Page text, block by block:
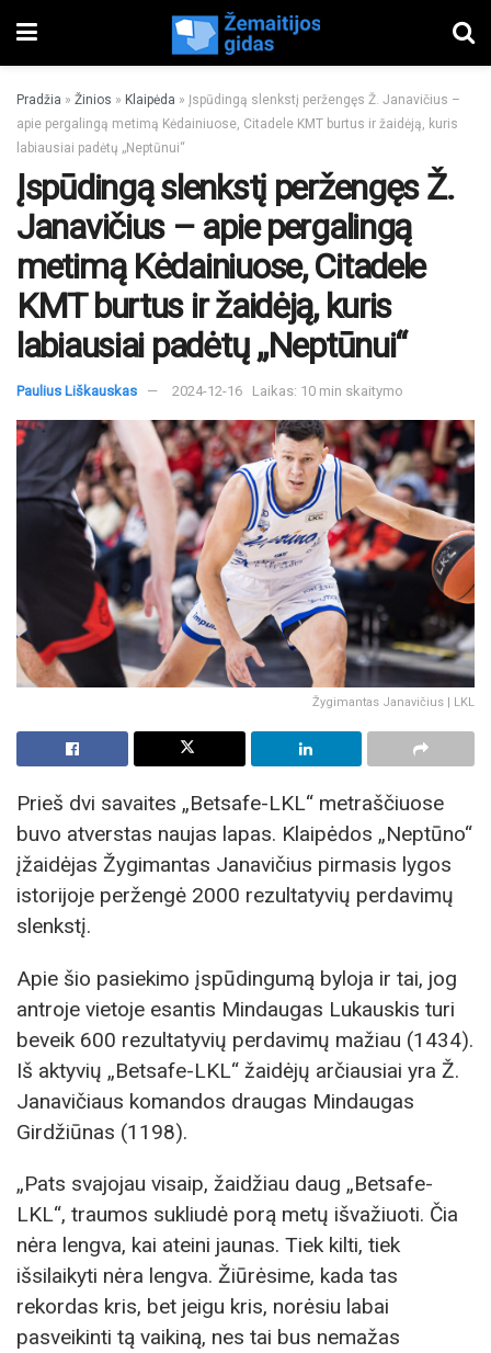
Pradžia » Žinios » Klaipėda » Įspūdingą slenkstį peržengęs Ž. Janavičius –
apie pergalingą metimą Kėdainiuose, Citadele KMT burtus ir žaidėją, kuris
labiausiai padėtų „Neptūnui“
Įspūdingą slenkstį peržengęs Ž.
Janavičius – apie pergalingą
metimą Kėdainiuose, Citadele
KMT burtus ir žaidėją, kuris
labiausiai padėtų „Neptūnui“
Paulius Liškauskas 2024-12-16 Laikas: 10 min skaitymo
Žygimantas Janavičius | LKL
Prieš dvi savaites „Betsafe-LKL“ metraščiuose
buvo atverstas naujas lapas. Klaipėdos „Neptūno“
įžaidėjas Žygimantas Janavičius pirmasis lygos
istorijoje peržengė 2000 rezultatyvių perdavimų
slenkstį.
Apie šio pasiekimo įspūdingumą byloja ir tai, jog
antroje vietoje esantis Mindaugas Lukauskis turi
beveik 600 rezultatyvių perdavimų mažiau (1434).
Iš aktyvių „Betsafe-LKL“ žaidėjų arčiausiai yra Ž.
Janavičiaus komandos draugas Mindaugas
Girdžiūnas (1198).
„Pats svajojau visaip, žaidžiau daug „Betsafe-
LKL“, traumos sukliudė porą metų išvažiuoti. Čia
nėra lengva, kai ateini jaunas. Tiek kilti, tiek
išsilaikyti nėra lengva. Žiūrėsime, kada tas
rekordas kris, bet jeigu kris, norėsiu labai
pasveikinti tą vaikiną, nes tai bus nemažas